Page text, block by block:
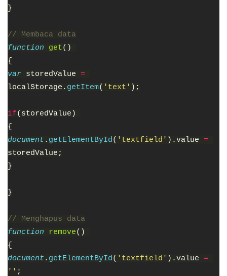
}
// Membaca data
function get()
{
var storedValue
localStorage. getItem( 'text' );
if(storedValue)
{
document . getElementById ( 'textfield' ).value
storedValue;
}
}
// Menghapus data
function remove()
{
document . getElementById ( 'textfield' ).value
'' ;